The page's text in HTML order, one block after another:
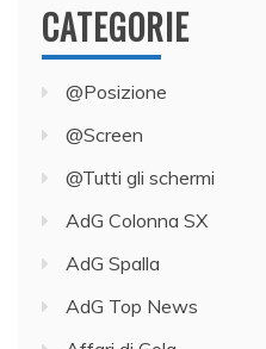
CATEGORIE
@Posizione
@Screen
@Tutti gli schermi
AdG Colonna SX
AdG Spalla
AdG Top News